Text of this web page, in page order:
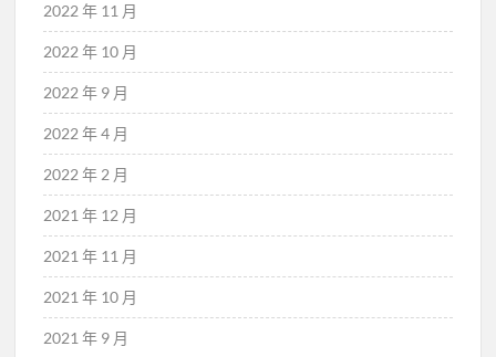
2022 年 11 月
2022 年 10 月
2022 年 9 月
2022 年 4 月
2022 年 2 月
2021 年 12 月
2021 年 11 月
2021 年 10 月
2021 年 9 月